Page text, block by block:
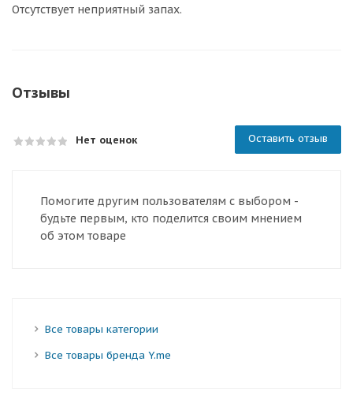
Отсутствует неприятный запах.
Отзывы
Нет оценок Оставить отзыв
Помогите другим пользователям с выбором -
будьте первым, кто поделится своим мнением
об этом товаре
Все товары категории
Все товары бренда Y.me